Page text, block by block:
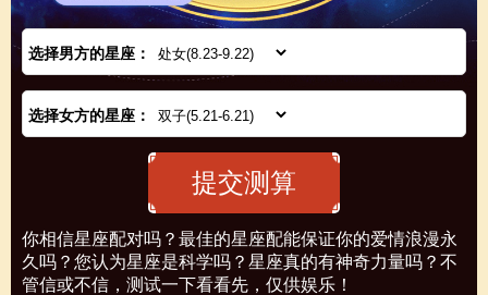
选择男方的星座：
选择女方的星座：
你相信星座配对吗？最佳的星座配能保证你的爱情浪漫永
久吗？您认为星座是科学吗？星座真的有神奇力量吗？不
管信或不信，测试一下看看先，仅供娱乐！